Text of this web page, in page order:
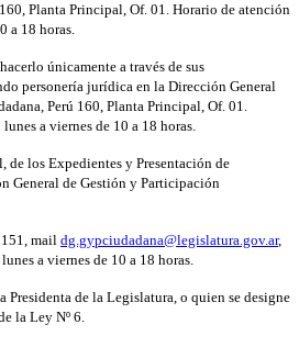
Planta Principal, Of. 01. Horario de atención
a 18 horas.
únicamente a través de sus
personería jurídica en la Dirección General
Perú 160, Planta Principal, Of. 01.
a viernes de 10 a 18 horas.
los Expedientes y Presentación de
General de Gestión y Participación
mail dg.gypciudadana@legislatura.gov.ar,
a viernes de 10 a 18 horas.
de la Legislatura, o quien se designe
la Ley Nº 6.